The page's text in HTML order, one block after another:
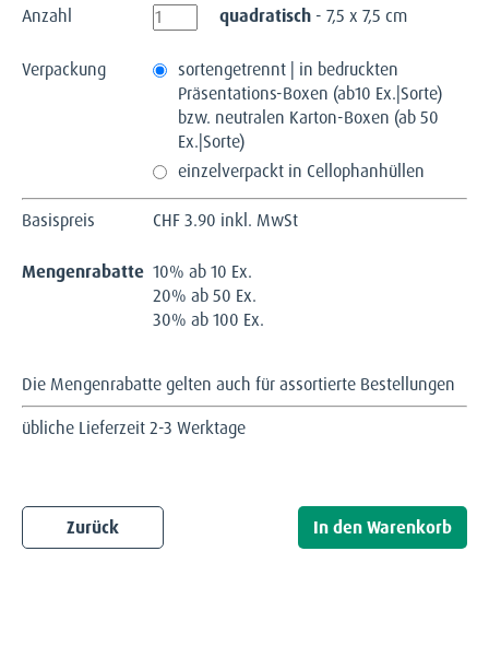
Anzahl quadratisch - 7,5 x 7,5 cm
Verpackung
sortengetrennt | in bedruckten
Präsentations-Boxen (ab10 Ex.|Sorte)
bzw. neutralen Karton-Boxen (ab 50
Ex.|Sorte)
einzelverpackt in Cellophanhüllen
Basispreis CHF3.90 inkl. MwSt
Mengenrabatte 10% ab 10 Ex.
20% ab 50 Ex.
30% ab 100 Ex.
Die Mengenrabatte gelten auch für assortierte Bestellungen
übliche Lieferzeit 2-3 Werktage
Zurück